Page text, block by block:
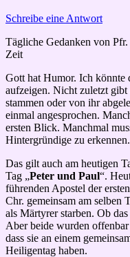
Schreibe eine Antwort
Tägliche Gedanken von
Zeit
Gott hat Humor. Ich könnte
aufzeigen. Nicht zuletzt
stammen oder von ihr
einmal angesprochen.
ersten Blick. Manchmal
Hintergründige zu erkennen.
Das gilt auch am heutigen
Tag „Peter und Paul“.
führenden Apostel der
Chr. gemeinsam am selben
als Märtyrer starben. Ob
Aber beide wurden
dass sie an einem
Heiligentag haben.